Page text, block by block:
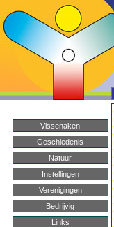
Home Vissenaken
Vissenaken
Geschiedenis
Natuur
Instellingen
Verenigingen
Bedrijvig
Links